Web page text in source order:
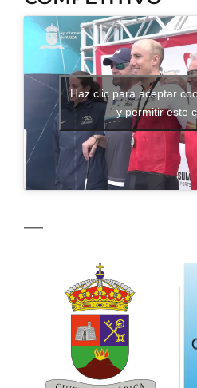
CONTACTO
Haz clic para aceptar
y permitir este
—